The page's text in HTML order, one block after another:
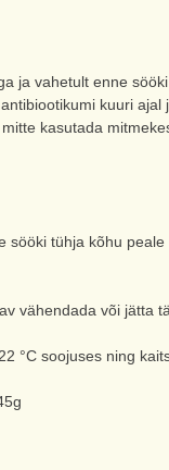
ja vahetult enne
kuuri ajal
kasutada
sööki tühja kõhu
vähendada või jätta
°C soojuses ning